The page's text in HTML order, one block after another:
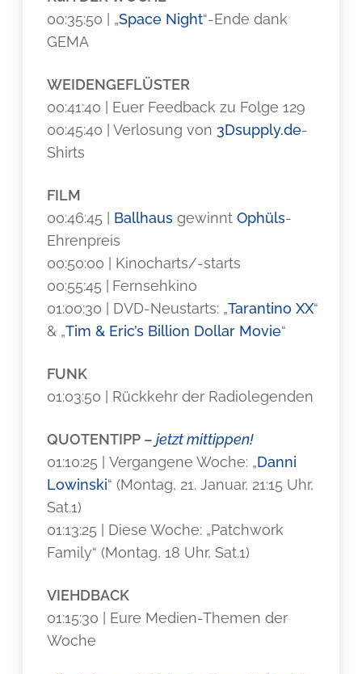
00:35:50 | „Space Night“-Ende dank
GEMA
WEIDENGEFLÜSTER
00:41:40 | Euer Feedback zu Folge 129
00:45:40 | Verlosung von 3Dsupply.de-
Shirts
FILM
00:46:45 | Ballhaus gewinntOphüls-
Ehrenpreis
00:50:00 | Kinocharts/-starts
00:55:45 |
Fernsehkino
01:00:30 | DVD-Neustarts: „Tarantino XX“
& „Tim & Eric’s Billion Dollar Movie“
FUNK
01:03:50 | Rückkehr der Radiolegenden
QUOTENTIPP –jetzt mittippen!
01:10:25 | Vergangene Woche: „Danni
Lowinski“ (Montag, 21. Januar, 21:15 Uhr,
Sat.1)
01:13:25 | Diese Woche: „Patchwork
Family“ (Montag, 18 Uhr, Sat.1)
VIEHDBACK
01:15:30 | Eure Medien-Themen der
Woche